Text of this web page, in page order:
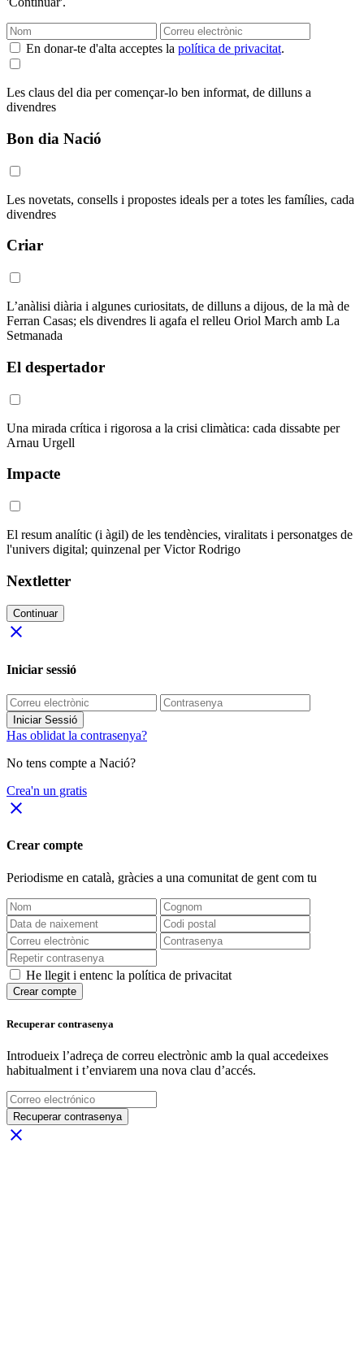
En donar-te d'alta acceptes la política de privacitat.
Les claus del dia per començar-lo ben informat, de dilluns a
divendres
Bon dia Nació
Les novetats, consells i propostes ideals per a totes les famílies, cada
divendres
Criar
L’anàlisi diària i algunes curiositats, de dilluns a dijous, de la mà de
Ferran Casas; els divendres li agafa el relleu Oriol March amb La
Setmanada
El despertador
Una mirada crítica i rigorosa a la crisi climàtica: cada dissabte per
Arnau Urgell
Impacte
El resum analític (i àgil) de les tendències, viralitats i personatges de
l'univers digital; quinzenal per Victor Rodrigo
Nextletter
Continuar
close
Iniciar sessió
Iniciar Sessió
Has oblidat la contrasenya?
No tens compte a Nació?
Crea'n un gratis
close
Crear compte
Periodisme en català, gràcies a una comunitat de gent com tu
He llegit i entenc la política de privacitat
Crear compte
Recuperar contrasenya
Introdueix l’adreça de correu electrònic amb la qual accedeixes
habitualment i t’enviarem una nova clau d’accés.
Recuperar contrasenya
close